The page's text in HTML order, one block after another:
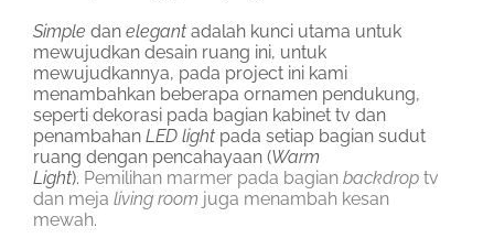
Simple dan elegant adalah kunci utama untuk
mewujudkan desain ruang ini, untuk
mewujudkannya, pada project ini kami
menambahkan beberapa ornamen pendukung,
seperti dekorasi pada bagian kabinet tv dan
penambahan LED light pada setiap bagian sudut
ruang dengan pencahayaan (Warm
Light). Pemilihan marmer pada bagian backdrop tv
dan meja living room juga menambah kesan
mewah.